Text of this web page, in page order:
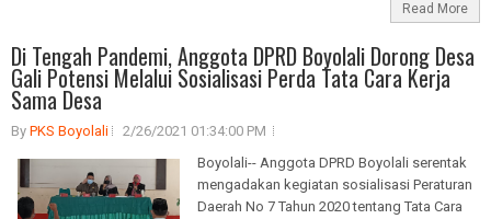
Read More
Di Tengah Pandemi, Anggota DPRD Boyolali Dorong Desa
Gali Potensi Melalui Sosialisasi Perda Tata Cara Kerja
Sama Desa
By PKS Boyolali
2/26/2021 01:34:00 PM
Boyolali-- Anggota DPRD Boyolali serentak
mengadakan kegiatan sosialisasi Peraturan
Daerah No 7 Tahun 2020 tentang Tata Cara